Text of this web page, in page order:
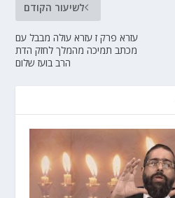
לשיעור הקודם
עזרא פרק ז עזרא עולה מבבל עם
מכתב תמיכה מהמלך לחזק הדת
הרב בועז שלום